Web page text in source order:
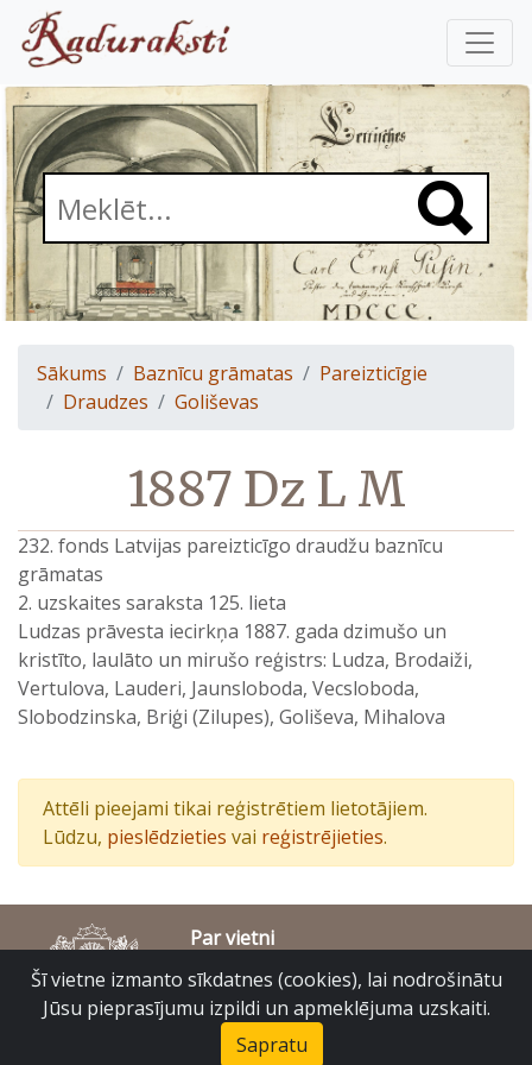
Sākums Baznīcu grāmatas
Pareizticīgie
Draudzes
Goliševas
1887 Dz L M
232. fonds Latvijas pareizticīgo draudžu baznīcu
grāmatas
2. uzskaites saraksta 125. lieta
Ludzas prāvesta iecirkņa 1887. gada dzimušo un
kristīto, laulāto un mirušo reģistrs: Ludza, Brodaiži,
Vertulova, Lauderi, Jaunsloboda, Vecsloboda,
Slobodzinska, Briģi (Zilupes), Goliševa, Mihalova
Attēli pieejami tikai reģistrētiem lietotājiem.
Lūdzu, pieslēdzieties vai reģistrējieties.
Par vietni
Piekļūstamības paziņojums
© Latvijas Valsts vēstures arhīvs 2007-2026
Slokas iela 16, Rīga, LV – 1048
Šī vietne izmanto sīkdatnes (cookies), lai nodrošinātu
Jūsu pieprasījumu izpildi un apmeklējuma uzskaiti.
Sapratu